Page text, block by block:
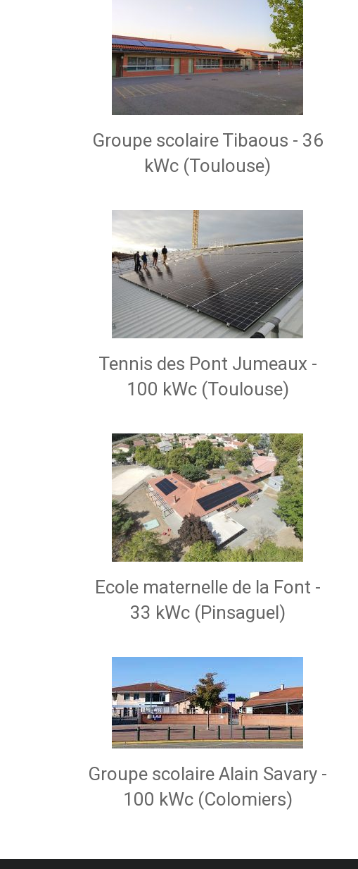
Groupe scolaire Tibaous - 36
kWc (Toulouse)
Tennis des Pont Jumeaux -
100 kWc (Toulouse)
Ecole maternelle de la Font -
33 kWc (Pinsaguel)
Groupe scolaire Alain Savary -
100 kWc (Colomiers)